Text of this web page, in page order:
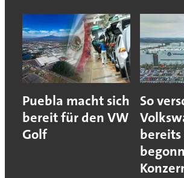
Puebla macht sich
bereit für den VW
Golf
So
bereits